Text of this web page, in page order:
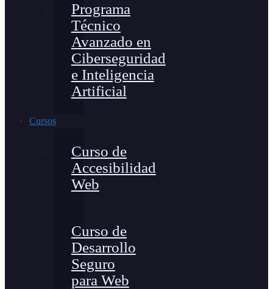
Programa
Técnico
Avanzado en
Ciberseguridad
e Inteligencia
Artificial
Cursos
Curso de
Accesibilidad
Web
Curso de
Desarrollo
Seguro
para Web